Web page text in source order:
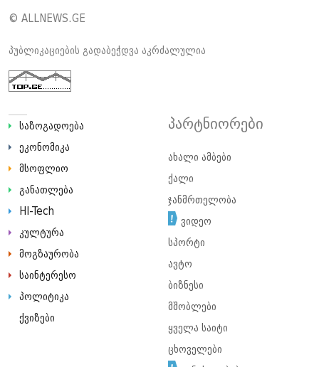
© ALLNEWS.GE
პუბლიკაციების გადაბეჭდვა აკრძალულია
საზოგადოება
ეკონომიკა
მსოფლიო
განათლება
HI-Tech
კულტურა
მოგზაურობა
საინტერესო
პოლიტიკა
ქვიზები
პარტნიორები
ახალი ამბები
ქალი
ჯანმრთელობა
ვიდეო
სპორტი
ავტო
ბიზნესი
მშობლები
ყველა საიტი
ცხოველები